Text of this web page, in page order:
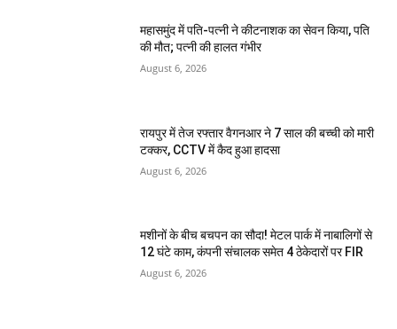
महासमुंद में पति-पत्नी ने कीटनाशक का सेवन किया, पति
की मौत; पत्नी की हालत गंभीर
August 6, 2026
रायपुर में तेज रफ्तार वैगनआर ने 7 साल की बच्ची को मारी
टक्कर, CCTV में कैद हुआ हादसा
August 6, 2026
मशीनों के बीच बचपन का सौदा! मेटल पार्क में नाबालिगों से
12 घंटे काम, कंपनी संचालक समेत 4 ठेकेदारों पर FIR
August 6, 2026